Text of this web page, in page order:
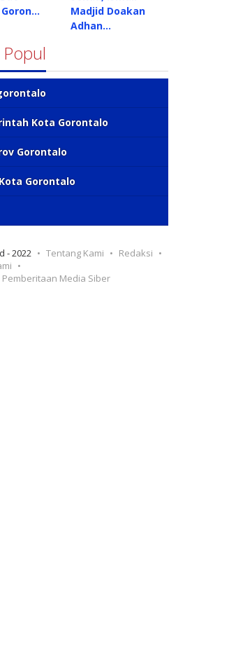
Madjid Doakan
Adhan…
Kota Gorontalo
Gorontalo
Kota Gorontalo
- 2022 Tentang Kami
Redaksi
Pemberitaan Media Siber